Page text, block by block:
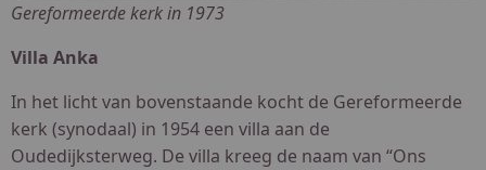
Gereformeerde kerk in 1973
Villa Anka
In het licht van bovenstaande kocht de Gereformeerde
kerk (synodaal) in 1954 een villa aan de
Oudedijksterweg. De villa kreeg de naam van “Ons